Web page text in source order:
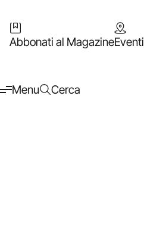
Abbonati al MagazineEventi
Menu Cerca